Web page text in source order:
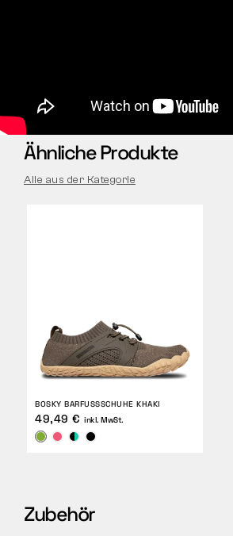
Ähnliche Produkte
Alle aus der Kategorie
BOSKY BARFUSSSCHUHE KHAKI
49,49 € inkl. MwSt.
Zubehör